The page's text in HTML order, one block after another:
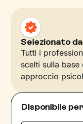
Selezionato
Tutti i
scelti sulla
approccio
Disponibile per